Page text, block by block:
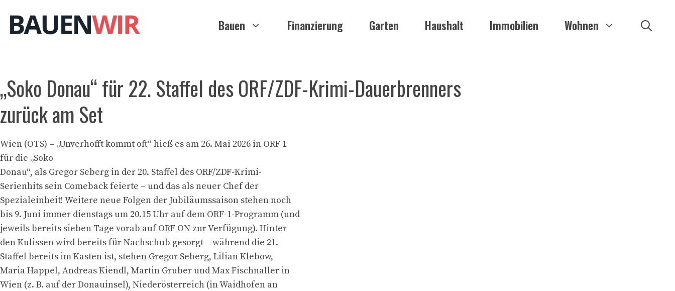
Inhalt
springen
Bauen Finanzierung Garten Haushalt Immobilien Wohnen
„Soko Donau“ für 22. Staffel des ORF/ZDF-Krimi-Dauerbrenners
zurück am Set
Wien (OTS) – „Unverhofft kommt oft“ hieß es am 26. Mai 2026 in ORF 1
für die „Soko
Donau“, als Gregor Seberg in der 20. Staffel des ORF/ZDF-Krimi-
Serienhits sein Comeback feierte – und das als neuer Chef der
Spezialeinheit! Weitere neue Folgen der Jubiläumssaison stehen noch
bis 9. Juni immer dienstags um 20.15 Uhr auf dem ORF-1-Programm (und
jeweils bereits sieben Tage vorab auf ORF ON zur Verfügung). Hinter
den Kulissen wird bereits für Nachschub gesorgt – während die 21.
Staffel bereits im Kasten ist, stehen Gregor Seberg, Lilian Klebow,
Maria Happel, Andreas Kiendl, Martin Gruber und Max Fischnaller in
Wien (z. B. auf der Donauinsel), Niederösterreich (in Waidhofen an